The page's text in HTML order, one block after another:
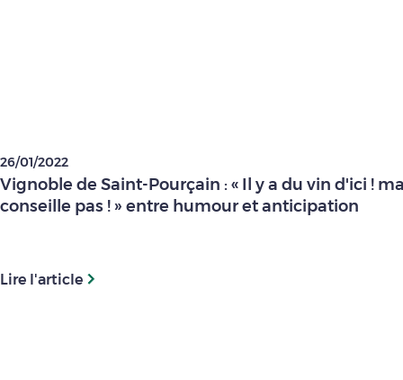
26/01/2022
Vignoble de Saint-Pourçain : « Il y a du vin d'ici !
conseille pas ! » entre humour et anticipation
Lire l'article